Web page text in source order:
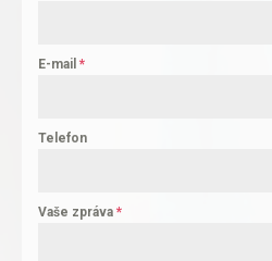
E-mail *
Telefon
Vaše zpráva *